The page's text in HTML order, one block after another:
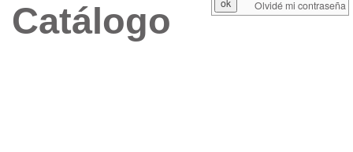
Catálogo Olvidé mi contraseña